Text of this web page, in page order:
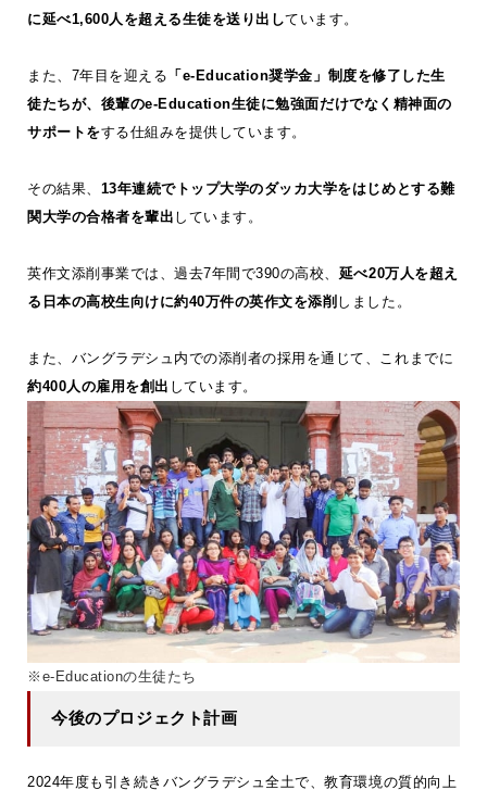
に延べ1,600人を超える生徒を送り出しています。
また、7年目を迎える 「e-Education奨学金」制度を修了した生
徒たちが、後輩のe-Education生徒に勉強面だけでなく精神面の
サポートをする仕組みを提供しています。
その結果、 13年連続でトップ大学のダッカ大学をはじめとする難
関大学の合格者を輩出 しています。
英作文添削事業では、過去7年間で390の高校、 延べ20万人を超え
る日本の高校生向けに約40万件の英作文を添削 しました。
また、バングラデシュ内での添削者の採用を通じて、これまでに
約400人の雇用を創出 しています。
※e-Educationの生徒たち
今後のプロジェクト計画
2024年度も引き続きバングラデシュ全土で、教育環境の質的向上